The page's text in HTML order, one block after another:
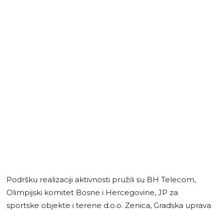
Podršku realizaciji aktivnosti pružili su BH Telecom,
Olimpijski komitet Bosne i Hercegovine, JP za
sportske objekte i terene d.o.o. Zenica, Gradska uprava